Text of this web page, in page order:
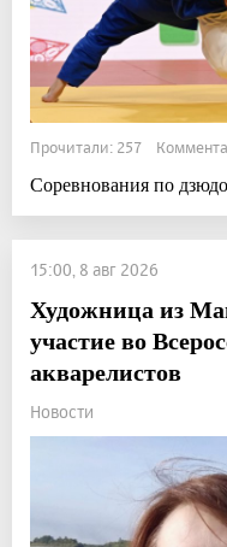
Прочитали: 257
Соревнования по
15:00, 8 авг 2026
Художница из
участие во
акварелистов
Новости